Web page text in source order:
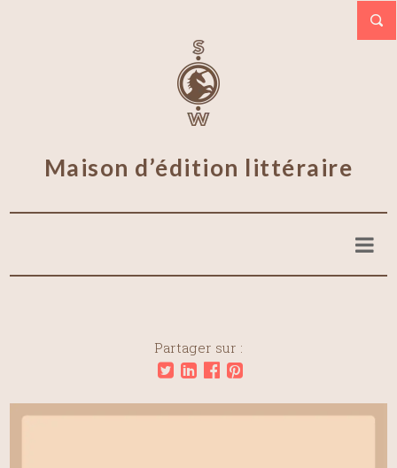
Maison d’édition littéraire
Partager sur :